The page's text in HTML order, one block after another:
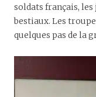
soldats français, les
bestiaux. Les
quelques pas de la